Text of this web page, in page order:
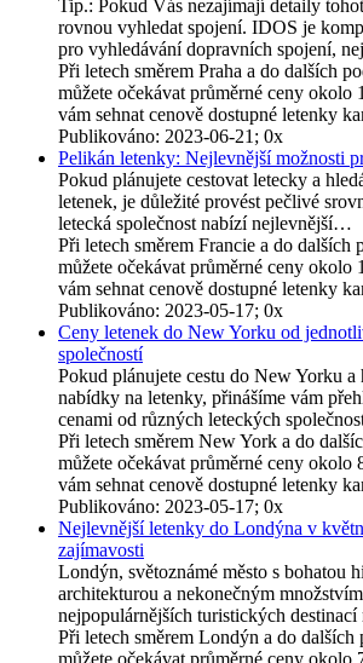
Tip.: Pokud Vás nezajímají detaily
rovnou vyhledat spojení. IDOS je
pro vyhledávání dopravních spojení,
Při letech směrem Praha a do dalších
můžete očekávat průměrné ceny okolo
vám sehnat cenově dostupné letenky
Publikováno: 2023-06-21; 0x
Pelikán letenky: Nejlevnější možnosti
Pokud plánujete cestovat letecky a
letenek, je důležité provést pečlivé
letecká společnost nabízí nejlevnější…
Při letech směrem Francie a do dalších
můžete očekávat průměrné ceny okolo
vám sehnat cenově dostupné letenky
Publikováno: 2023-05-17; 0x
Ceny letenek do New Yorku od
společností
Pokud plánujete cestu do New Yorku a
nabídky na letenky, přinášíme vám
cenami od různých leteckých
Při letech směrem New York a do
můžete očekávat průměrné ceny okolo
vám sehnat cenově dostupné letenky
Publikováno: 2023-05-17; 0x
Nejlevnější letenky do Londýna v
zajímavosti
Londýn, světoznámé město s bohatou
architekturou a nekonečným
nejpopulárnějších turistických
Při letech směrem Londýn a do
můžete očekávat průměrné ceny okolo